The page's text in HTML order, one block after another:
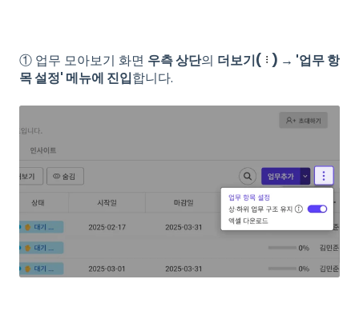
① 업무 모아보기 화면 우측 상단의 더보기(
) → '업무 항
목 설정' 메뉴에 진입합니다.